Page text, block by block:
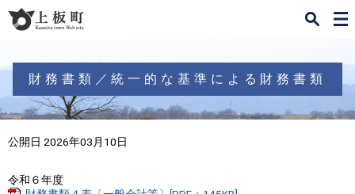
ュ
財務書類／統一的な基準による財務書類
公開日 2026年03月10日
令和６年度